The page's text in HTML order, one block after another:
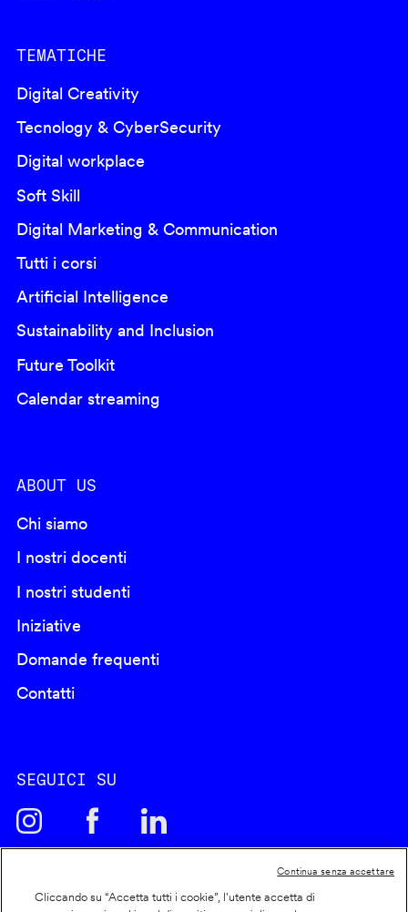
TEMATICHE
Digital Creativity
Tecnology & CyberSecurity
Digital workplace
Soft Skill
Digital Marketing & Communication
Tutti i corsi
Artificial Intelligence
Sustainability and Inclusion
Future Toolkit
Calendar streaming
ABOUT US
Chi siamo
I nostri docenti
I nostri studenti
Iniziative
Domande frequenti
Contatti
SEGUICI SU
Cliccando su “Accetta tutti i cookie”, l'utente accetta di
Continua senza accettare